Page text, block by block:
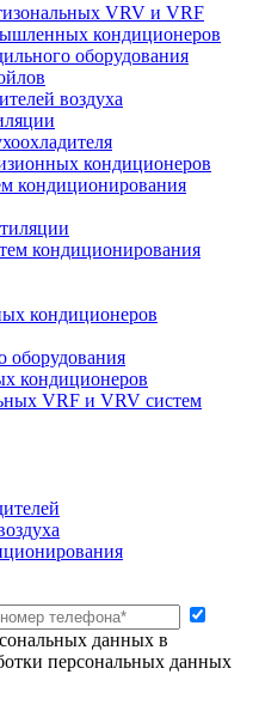
VRV и VRF
кондиционеров
оборудования
воздуха
кондиционеров
кондиционирования
кондиционирования
кондиционеров
оборудования
кондиционеров
VRF и VRV систем
данных в
персональных данных